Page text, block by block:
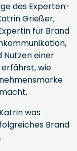
des Experten-
Grießer,
für Brand
Nutzen einer
wie
was
Brand